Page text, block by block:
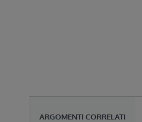
ARGOMENTI CORRELATI